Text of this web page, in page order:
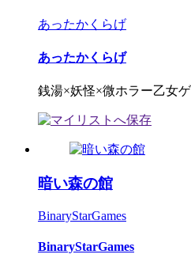
あったかくらげ
あったかくらげ
銭湯×妖怪×微ホラー乙女
暗い森の館
BinaryStarGames
BinaryStarGames